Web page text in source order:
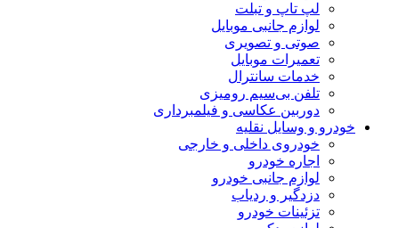
لپ تاپ و تبلت
لوازم جانبی موبایل
صوتی و تصویری
تعمیرات موبایل
خدمات سانترال
تلفن بی‌سیم رومیزی
دوربین عکاسی و فیلمبرداری
خودرو و وسایل نقلیه
خودروی داخلی و خارجی
اجاره خودرو
لوازم جانبی خودرو
دزدگیر و ردیاب
تزئینات خودرو